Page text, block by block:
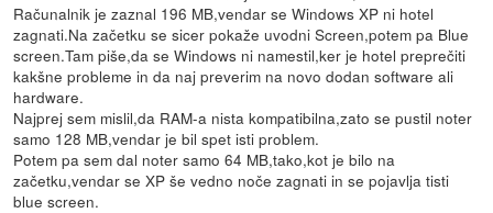
Računalnik je zaznal 196 MB,vendar se Windows XP ni hotel
zagnati.Na začetku se sicer pokaže uvodni Screen,potem pa Blue
screen.Tam piše,da se Windows ni namestil,ker je hotel preprečiti
kakšne probleme in da naj preverim na novo dodan software ali
hardware.
Najprej sem mislil,da RAM-a nista kompatibilna,zato se pustil noter
samo 128 MB,vendar je bil spet isti problem.
Potem pa sem dal noter samo 64 MB,tako,kot je bilo na
začetku,vendar se XP še vedno noče zagnati in se pojavlja tisti
blue screen.